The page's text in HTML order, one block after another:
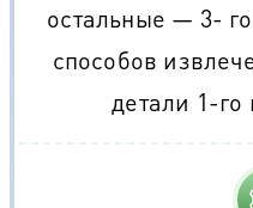
остальные — 3-
способов
детали 1-го